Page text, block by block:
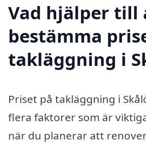
Vad hjälper till
bestämma
takläggning i
Priset på takläggning i
flera faktorer som är
när du planerar att